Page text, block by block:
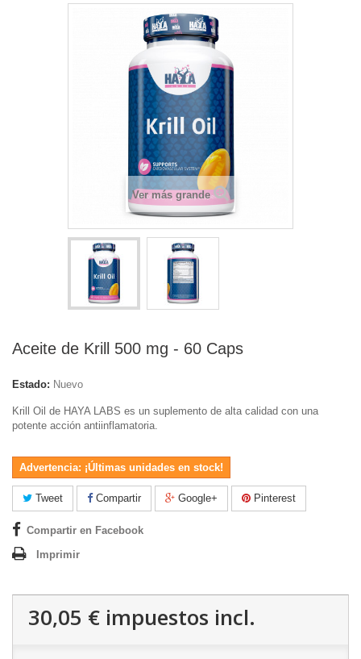
Ver más grande
Aceite de Krill 500 mg - 60 Caps
Estado: Nuevo
Krill Oil de HAYA LABS es un suplemento de alta calidad con una
potente acción antiinflamatoria.
Advertencia: ¡Últimas unidades en stock!
Tweet Compartir Google+ Pinterest
Compartir en Facebook
Imprimir
30,05 € impuestos incl.